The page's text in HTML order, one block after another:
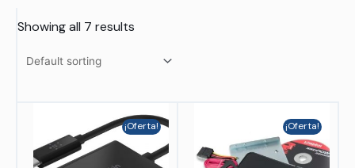
Showing all 7 results
¡Oferta! ¡Oferta!